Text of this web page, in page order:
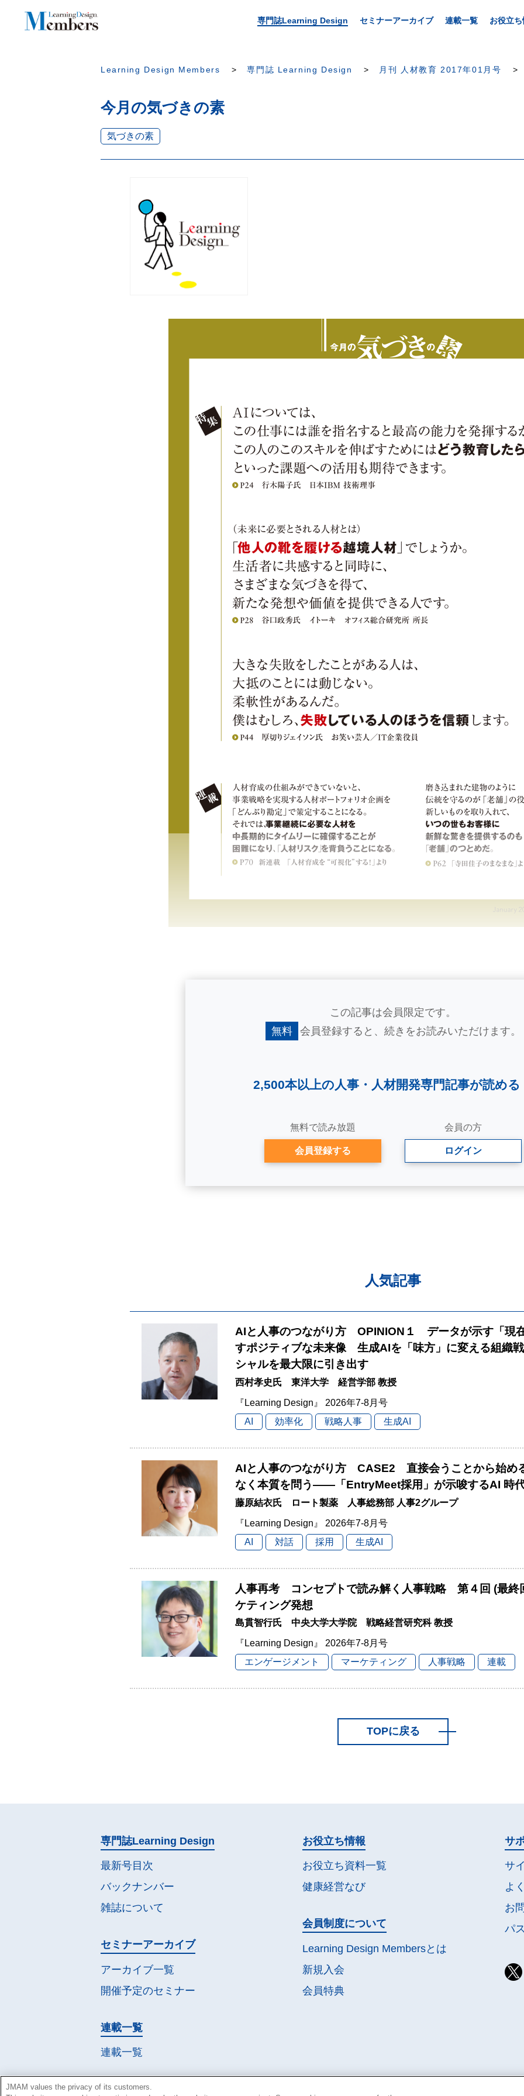
専門誌Learning Design セミナーアーカイブ 連載一覧 お役立
Learning Design Members 専門誌 Learning Design 月刊 人材教育 2017年01月号
今月の気づきの素
気づきの素
この記事は会員限定です。
無料
会員登録すると、 続きをお読みいただけます。
2,500本以上の人事・ 人材開発専門記事が読める
無料で読み放題
会員登録する
会員の方
ログイン
人気記事
AIと人事のつながり方 OPINION１ データが示す「現
すポジティブな未来像 生成AIを「味方」に変える組織
シャルを最大限に引き出す
西村孝史氏 東洋大学 経営学部 教授
『Learning Design』 2026年7-8月号
AI
効率化 戦略人事 生成AI
AIと人事のつながり方 CASE2 直接会うことから始め
なく本質を問う――「EntryMeet採用」が示唆するAI 時
藤原結衣氏 ロート製薬 人事総務部 人事2グループ
『Learning Design』 2026年7-8月号
AI
対話 採用 生成AI
人事再考 コンセプトで読み解く人事戦略 第４回 (最
ケティング発想
島貫智行氏 中央大学大学院 戦略経営研究科 教授
『Learning Design』 2026年7-8月号
エンゲージメント
マーケティング 人事戦略 連載
TOPに戻る
専門誌Learning Design
最新号目次
バックナンバー
雑誌について
セミナーアーカイブ
アーカイブ一覧
開催予定のセミナー
連載一覧
連載一覧
お役立ち情報
お役立ち資料一覧
健康経営なび
会員制度について
Learning Design Membersとは
新規入会
会員特典
サ
サ
よ
お
パ
JMAM values the privacy of its customers.